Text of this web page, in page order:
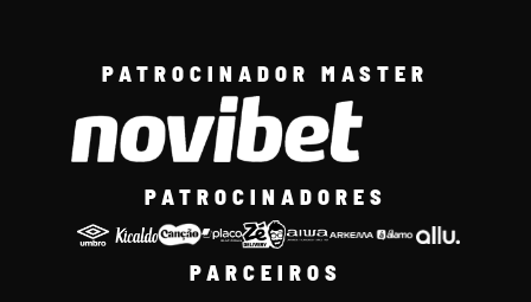
PATROCINADOR MASTER
PATROCINADORES
PARCEIROS